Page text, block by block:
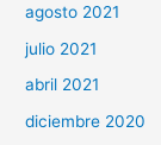
agosto 2021
julio 2021
abril 2021
diciembre 2020